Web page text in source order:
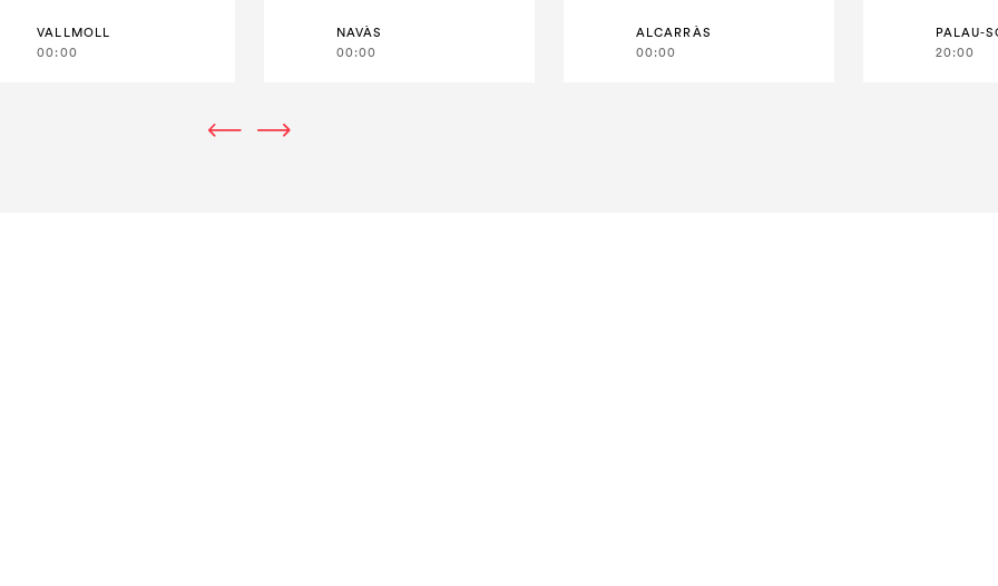
VALLMOLL
00:00
NAVÀS
00:00
ALCARRÀS
00:00
20:00